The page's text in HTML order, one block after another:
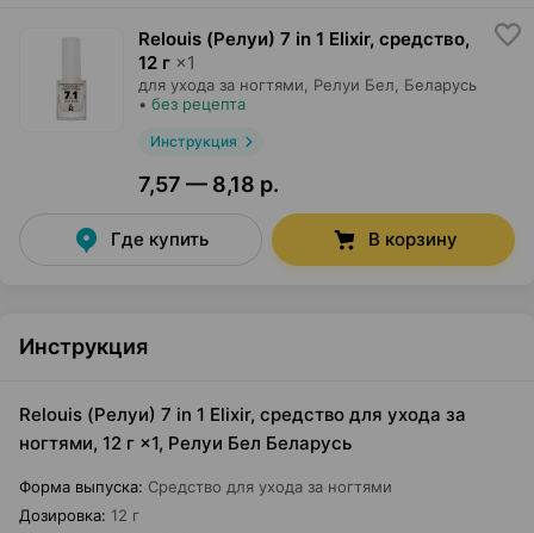
Relouis (Релуи) 7 in 1 Elixir, средство,
12 г ×1
для ухода за ногтями, Релуи Бел , Беларусь
• без рецепта
Инструкция
7,57 — 8,18 р.
Где купить В корзину
Инструкция
Relouis (Релуи) 7 in 1 Elixir, средство для ухода за
ногтями, 12 г ×1, Релуи Бел Беларусь
Форма выпуска: Средство для ухода за ногтями
Дозировка: 12 г